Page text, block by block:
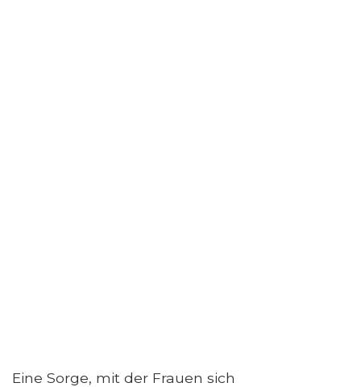
Eine Sorge, mit der Frauen sich